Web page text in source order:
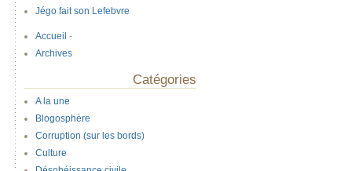
Jégo fait son Lefebvre
Accueil -
Archives
Catégories
A la une
Blogosphère
Corruption (sur les bords)
Culture